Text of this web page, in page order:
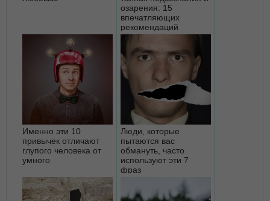
озарения: 15
впечатляющих
рекомендаций
Именно эти 10
привычек отличают
глупого человека от
умного
Люди, которые
пытаются вас
обмануть, часто
используют эти 7
фраз